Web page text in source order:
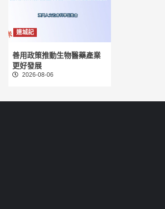
連城記
善用政策推動生物醫藥產業
更好發展
2026-08-06